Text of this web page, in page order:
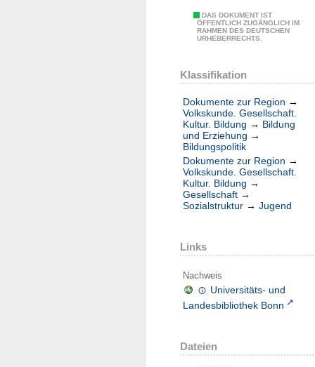
DAS DOKUMENT IST
ÖFFENTLICH ZUGÄNGLICH IM
RAHMEN DES DEUTSCHEN
URHEBERRECHTS.
Klassifikation
Dokumente zur Region →
Volkskunde. Gesellschaft.
Kultur. Bildung → Bildung
und Erziehung →
Bildungspolitik
Dokumente zur Region →
Volkskunde. Gesellschaft.
Kultur. Bildung →
Gesellschaft →
Sozialstruktur → Jugend
Links
Nachweis
Universitäts- und
Landesbibliothek Bonn
Dateien